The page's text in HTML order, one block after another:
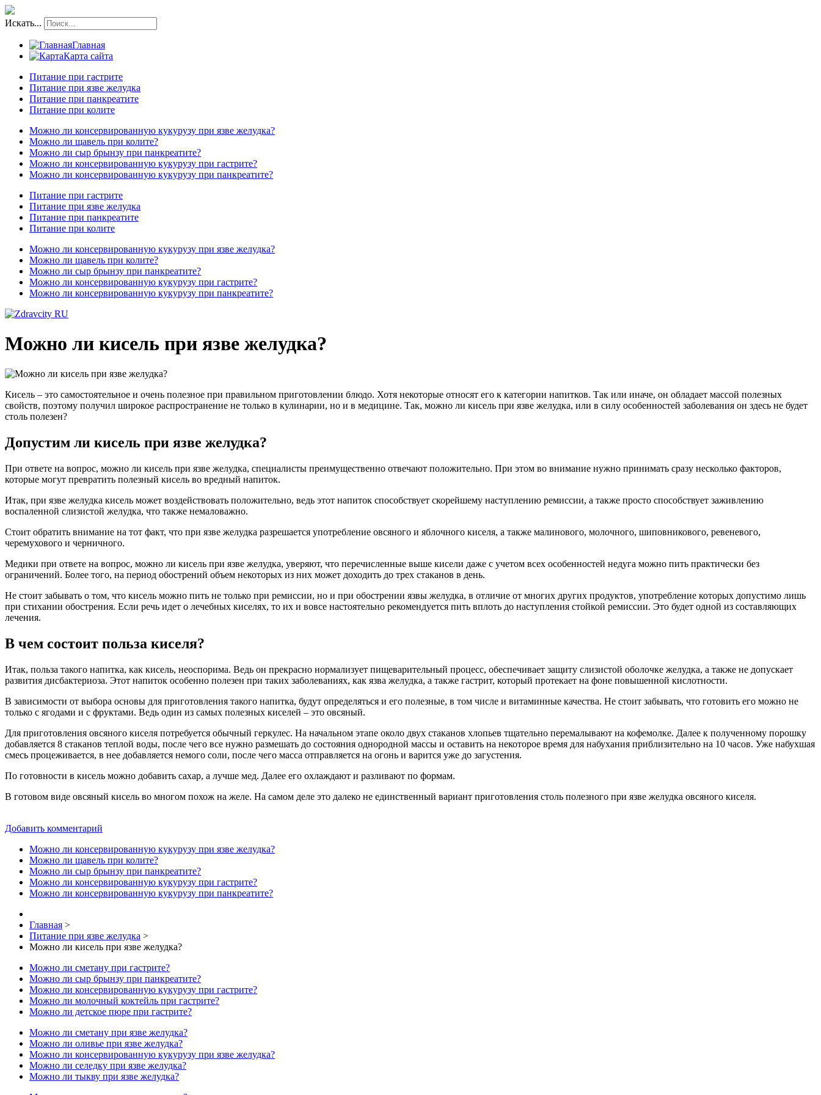
Искать...
Главная
Карта сайта
Питание при гастрите
Питание при язве желудка
Питание при панкреатите
Питание при колите
Можно ли консервированную кукурузу при язве желудка?
Можно ли щавель при колите?
Можно ли сыр брынзу при панкреатите?
Можно ли консервированную кукурузу при гастрите?
Можно ли консервированную кукурузу при панкреатите?
Питание при гастрите
Питание при язве желудка
Питание при панкреатите
Питание при колите
Можно ли консервированную кукурузу при язве желудка?
Можно ли щавель при колите?
Можно ли сыр брынзу при панкреатите?
Можно ли консервированную кукурузу при гастрите?
Можно ли консервированную кукурузу при панкреатите?
Можно ли кисель при язве желудка?
Кисель – это самостоятельное и очень полезное при правильном приготовлении блюдо. Хотя некоторые относят его к категории напитков. Так или иначе, он обладает массой полезных
свойств, поэтому получил широкое распространение не только в кулинарии, но и в медицине. Так, можно ли кисель при язве желудка, или в силу особенностей заболевания он здесь не будет
столь полезен?
Допустим ли кисель при язве желудка?
При ответе на вопрос, можно ли кисель при язве желудка, специалисты преимущественно отвечают положительно. При этом во внимание нужно принимать сразу несколько факторов,
которые могут превратить полезный кисель во вредный напиток.
Итак, при язве желудка кисель может воздействовать положительно, ведь этот напиток способствует скорейшему наступлению ремиссии, а также просто способствует заживлению
воспаленной слизистой желудка, что также немаловажно.
Стоит обратить внимание на тот факт, что при язве желудка разрешается употребление овсяного и яблочного киселя, а также малинового, молочного, шиповникового, ревеневого,
черемухового и черничного.
Медики при ответе на вопрос, можно ли кисель при язве желудка, уверяют, что перечисленные выше кисели даже с учетом всех особенностей недуга можно пить практически без
ограничений. Более того, на период обострений объем некоторых из них может доходить до трех стаканов в день.
Не стоит забывать о том, что кисель можно пить не только при ремиссии, но и при обострении язвы желудка, в отличие от многих других продуктов, употребление которых допустимо лишь
при стихании обострения. Если речь идет о лечебных киселях, то их и вовсе настоятельно рекомендуется пить вплоть до наступления стойкой ремиссии. Это будет одной из составляющих
лечения.
В чем состоит польза киселя?
Итак, польза такого напитка, как кисель, неоспорима. Ведь он прекрасно нормализует пищеварительный процесс, обеспечивает защиту слизистой оболочке желудка, а также не допускает
развития дисбактериоза. Этот напиток особенно полезен при таких заболеваниях, как язва желудка, а также гастрит, который протекает на фоне повышенной кислотности.
В зависимости от выбора основы для приготовления такого напитка, будут определяться и его полезные, в том числе и витаминные качества. Не стоит забывать, что готовить его можно не
только с ягодами и с фруктами. Ведь один из самых полезных киселей – это овсяный.
Для приготовления овсяного киселя потребуется обычный геркулес. На начальном этапе около двух стаканов хлопьев тщательно перемалывают на кофемолке. Далее к полученному порошку
добавляется 8 стаканов теплой воды, после чего все нужно размешать до состояния однородной массы и оставить на некоторое время для набухания приблизительно на 10 часов. Уже набухшая
смесь процеживается, в нее добавляется немого соли, после чего масса отправляется на огонь и варится уже до загустения.
По готовности в кисель можно добавить сахар, а лучше мед. Далее его охлаждают и разливают по формам.
В готовом виде овсяный кисель во многом похож на желе. На самом деле это далеко не единственный вариант приготовления столь полезного при язве желудка овсяного киселя.
Добавить комментарий
Можно ли консервированную кукурузу при язве желудка?
Можно ли щавель при колите?
Можно ли сыр брынзу при панкреатите?
Можно ли консервированную кукурузу при гастрите?
Можно ли консервированную кукурузу при панкреатите?
Главная >
Питание при язве желудка >
Можно ли кисель при язве желудка?
Можно ли сметану при гастрите?
Можно ли сыр брынзу при панкреатите?
Можно ли консервированную кукурузу при гастрите?
Можно ли молочный коктейль при гастрите?
Можно ли детское пюре при гастрите?
Можно ли сметану при язве желудка?
Можно ли оливье при язве желудка?
Можно ли консервированную кукурузу при язве желудка?
Можно ли селедку при язве желудка?
Можно ли тыкву при язве желудка?